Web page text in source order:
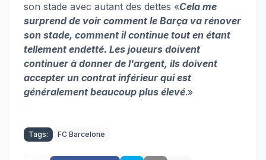
son stade avec autant des dettes «Cela me
surprend de voir comment le Barça va rénover
son stade, comment il continue tout en étant
tellement endetté. Les joueurs doivent
continuer à donner de l'argent, ils doivent
accepter un contrat inférieur qui est
généralement beaucoup plus élevé.»
Tags: FC Barcelone